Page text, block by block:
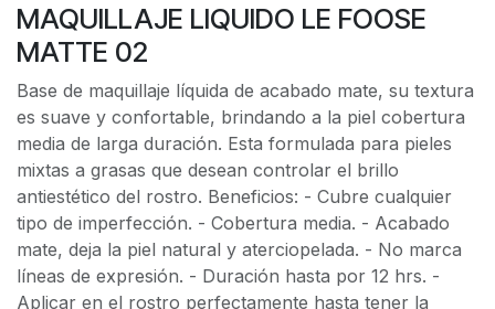
MAQUILLAJE LIQUIDO LE FOOSE
MATTE 02
Base de maquillaje líquida de acabado mate, su textura
es suave y confortable, brindando a la piel cobertura
media de larga duración. Esta formulada para pieles
mixtas a grasas que desean controlar el brillo
antiestético del rostro. Beneficios: - Cubre cualquier
tipo de imperfección. - Cobertura media. - Acabado
mate, deja la piel natural y aterciopelada. - No marca
líneas de expresión. - Duración hasta por 12 hrs. -
Aplicar en el rostro perfectamente hasta tener la